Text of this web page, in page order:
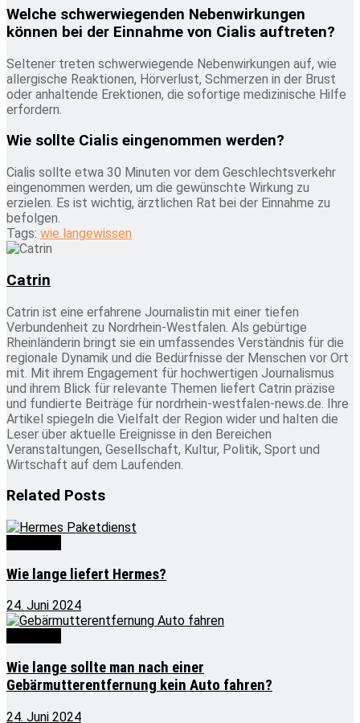
Welche schwerwiegenden Nebenwirkungen
können bei der Einnahme von Cialis auftreten?
Seltener treten schwerwiegende Nebenwirkungen auf, wie
allergische Reaktionen, Hörverlust, Schmerzen in der Brust
oder anhaltende Erektionen, die sofortige medizinische Hilfe
erfordern.
Wie sollte Cialis eingenommen werden?
Cialis sollte etwa 30 Minuten vor dem Geschlechtsverkehr
eingenommen werden, um die gewünschte Wirkung zu
erzielen. Es ist wichtig, ärztlichen Rat bei der Einnahme zu
befolgen.
Tags: wie langewissen
Catrin
Catrin ist eine erfahrene Journalistin mit einer tiefen
Verbundenheit zu Nordrhein-Westfalen. Als gebürtige
Rheinländerin bringt sie ein umfassendes Verständnis für die
regionale Dynamik und die Bedürfnisse der Menschen vor Ort
mit. Mit ihrem Engagement für hochwertigen Journalismus
und ihrem Blick für relevante Themen liefert Catrin präzise
und fundierte Beiträge für nordrhein-westfalen-news.de. Ihre
Artikel spiegeln die Vielfalt der Region wider und halten die
Leser über aktuelle Ereignisse in den Bereichen
Veranstaltungen, Gesellschaft, Kultur, Politik, Sport und
Wirtschaft auf dem Laufenden.
Related Posts
Wie lange liefert Hermes?
24. Juni 2024
Wie lange sollte man nach einer
Gebärmutterentfernung kein Auto fahren?
24. Juni 2024